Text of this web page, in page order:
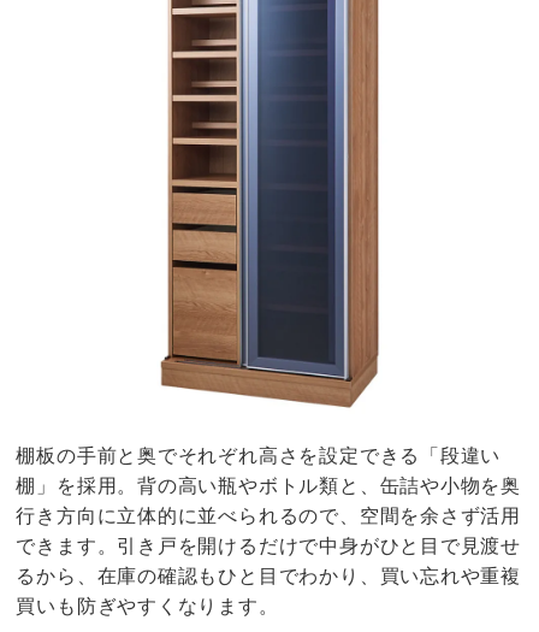
棚板の手前と奥でそれぞれ高さを設定できる「段違い
棚」を採用。背の高い瓶やボトル類と、缶詰や小物を奥
行き方向に立体的に並べられるので、空間を余さず活用
できます。引き戸を開けるだけで中身がひと目で見渡せ
るから、在庫の確認もひと目でわかり、買い忘れや重複
買いも防ぎやすくなります。